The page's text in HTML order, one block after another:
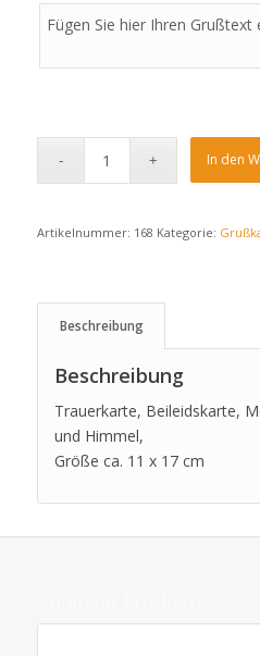
In den
Artikelnummer: 168 Kategorie:
Beschreibung
Beschreibung
Trauerkarte, Beileidskarte,
und Himmel,
Größe ca. 11 x 17 cm